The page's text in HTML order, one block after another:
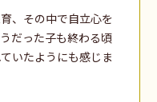
、その中で自立心を
だった子も終わる頃
いたようにも感じま